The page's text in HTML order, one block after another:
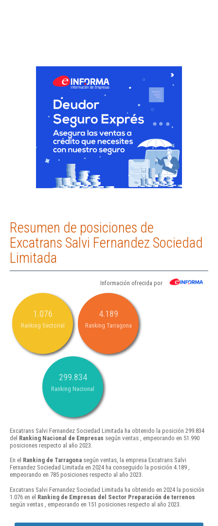
Resumen de posiciones de
Excatrans Salvi Fernandez Sociedad
Limitada
Información ofrecida por
1.076
Ranking Sectorial
4.189
Ranking Tarragona
299.834
Ranking Nacional
Excatrans Salvi Fernandez Sociedad Limitada ha obtenido la posición 299.834
del Ranking Nacional de Empresas según ventas , empeorando en 51.990
posiciones respecto al año 2023.
En el Ranking de Tarragona según ventas, la empresa Excatrans Salvi
Fernandez Sociedad Limitada en 2024 ha conseguido la posición 4.189 ,
empeorando en 785 posiciones respecto al año 2023.
Excatrans Salvi Fernandez Sociedad Limitada ha obtenido en 2024 la posición
1.076 en el Ranking de Empresas del Sector Preparación de terrenos
según ventas , empeorando en 151 posiciones respecto al año 2023.